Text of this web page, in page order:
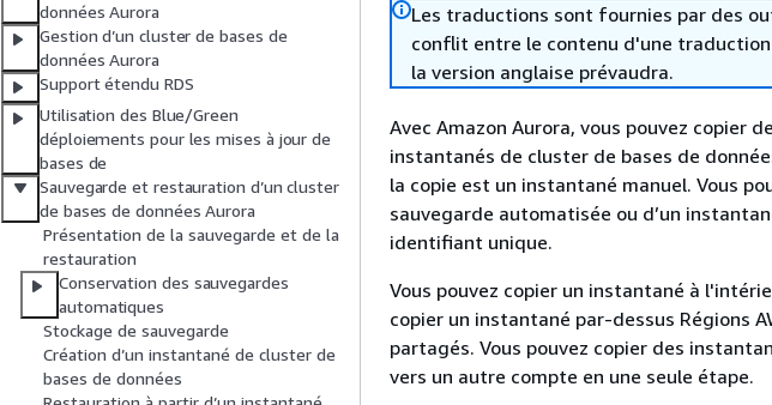
données Aurora
Gestion d’un cluster de bases de
données Aurora
Support étendu RDS
Utilisation des Blue/Green
déploiements pour les mises à jour de
bases de
Sauvegarde et restauration d’un cluster
de bases de données Aurora
Présentation de la sauvegarde et de la
restauration
Conservation des sauvegardes
automatiques
Stockage de sauvegarde
Création d’un instantané de cluster de
bases de données
Les traductions sont fournies par des
conflit entre le contenu d'une
la version anglaise prévaudra.
Avec Amazon Aurora, vous pouvez copier
instantanés de cluster de bases de
la copie est un instantané manuel. Vous
sauvegarde automatisée ou d’un
identifiant unique.
Vous pouvez copier un instantané à
copier un instantané par-dessus Régions
partagés. Vous pouvez copier des
vers un autre compte en une seule étape.